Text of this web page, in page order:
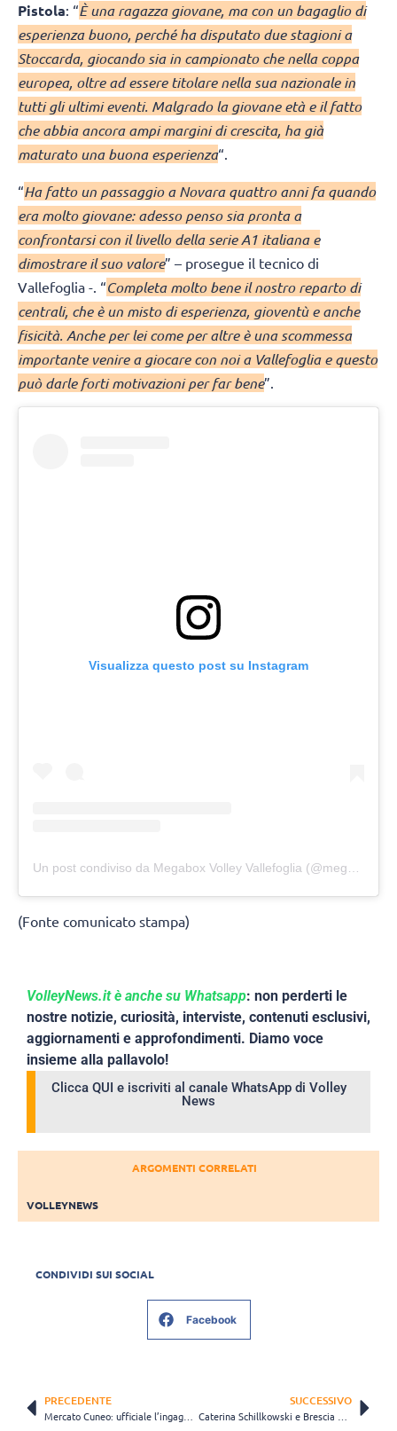
Pistola: “È una ragazza giovane, ma con un bagaglio di
esperienza buono, perché ha disputato due stagioni a
Stoccarda, giocando sia in campionato che nella coppa
europea, oltre ad essere titolare nella sua nazionale in
tutti gli ultimi eventi. Malgrado la giovane età e il fatto
che abbia ancora ampi margini di crescita, ha già
maturato una buona esperienza“.
“Ha fatto un passaggio a Novara quattro anni fa quando
era molto giovane: adesso penso sia pronta a
confrontarsi con il livello della serie A1 italiana e
dimostrare il suo valore” – prosegue il tecnico di
Vallefoglia -. “Completa molto bene il nostro reparto di
centrali, che è un misto di esperienza, gioventù e anche
fisicità. Anche per lei come per altre è una scommessa
importante venire a giocare con noi a Vallefoglia e questo
può darle forti motivazioni per far bene”.
Visualizza questo post su Instagram
Un post condiviso da Megabox Volley Vallefoglia (@megabox_volley)
(Fonte comunicato stampa)
VolleyNews.it è anche su Whatsapp: non perderti le
nostre notizie, curiosità, interviste, contenuti esclusivi,
aggiornamenti e approfondimenti. Diamo voce
insieme alla pallavolo!
Clicca QUI e iscriviti al canale WhatsApp di Volley
News
ARGOMENTI CORRELATI
VOLLEYNEWS
CONDIVIDI SUI SOCIAL
Facebook
PRECEDENTE
Mercato Cuneo: ufficiale l’ingaggio di Poriya Hossein Khanzadeh
SUCCESSIVO
Caterina Schillkowski e Brescia avanti insieme: ufficiale il rinnovo della promettente palleggiatrice bellunese